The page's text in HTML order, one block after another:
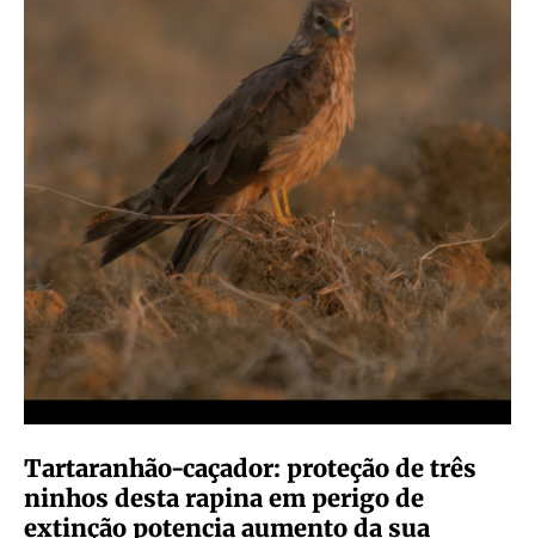
Tartaranhão-caçador: proteção de três
ninhos desta rapina em perigo de
extinção potencia aumento da sua